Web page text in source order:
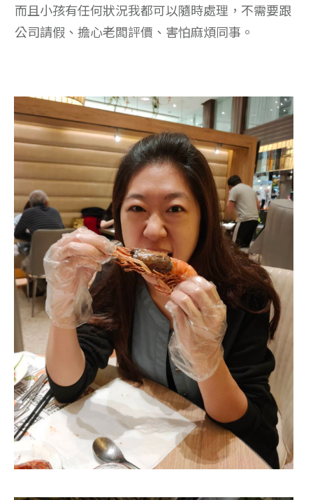
而且小孩有任何狀況我都可以隨時處理，不需要跟
公司請假、擔心老闆評價、害怕麻煩同事。